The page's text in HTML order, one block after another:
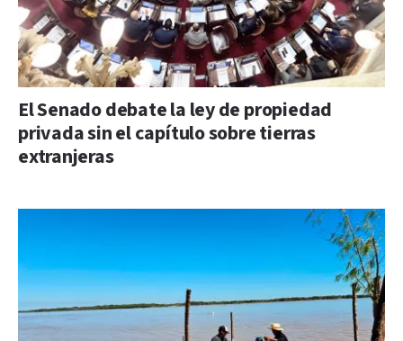
El Senado debate la ley de propiedad
privada sin el capítulo sobre tierras
extranjeras